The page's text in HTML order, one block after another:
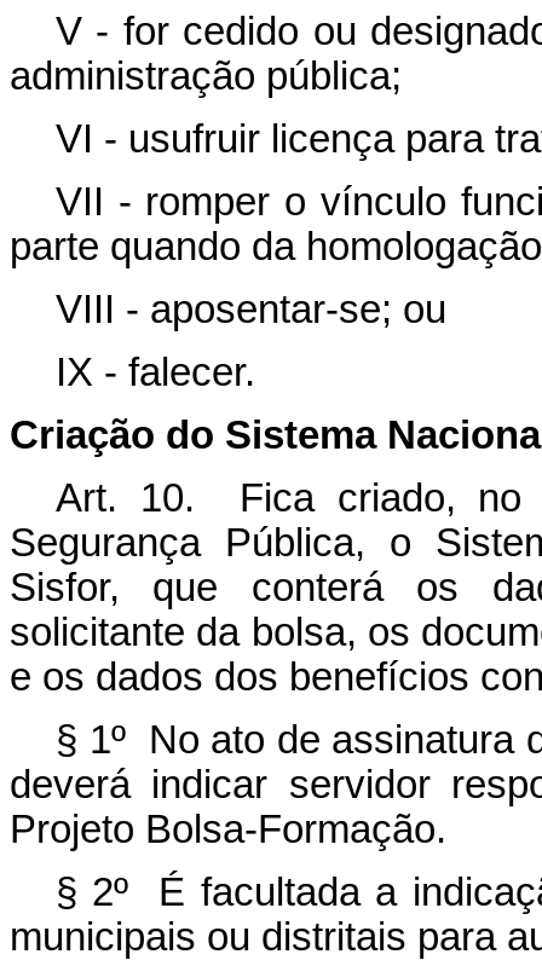
V - for cedido ou
administração pública;
VI - usufruir licença para
VII - romper o vínculo
parte quando da
VIII - aposentar-se; ou
IX - falecer.
Criação do Sistema
Art. 10. Fica criado, no
Segurança Pública, o
Sisfor, que conterá os
solicitante da bolsa, os
e os dados dos benefícios
§ 1º No ato de assinatura
deverá indicar servidor
Projeto Bolsa-Formação.
§ 2º É facultada a
municipais ou distritais para